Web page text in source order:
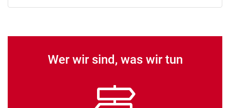
Wer wir sind, was wir tun